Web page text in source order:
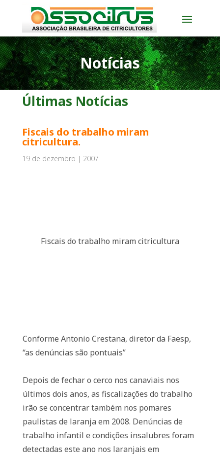
Notícias
Últimas Notícias
Fiscais do trabalho miram
citricultura.
19 de dezembro | 2007
Fiscais do trabalho miram citricultura
Conforme Antonio Crestana, diretor da Faesp,
“as denúncias são pontuais”
Depois de fechar o cerco nos canaviais nos
últimos dois anos, as fiscalizações do trabalho
irão se concentrar também nos pomares
paulistas de laranja em 2008. Denúncias de
trabalho infantil e condições insalubres foram
detectadas este ano nos laranjais em